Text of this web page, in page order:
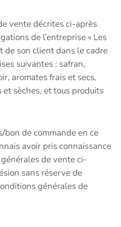
vente décrites ci-après
de l’entreprise « Les
de son client dans le cadre
suivantes : safran,
aromates frais et secs,
sèches, et tous produits
bon de commande en ce
avoir pris connaissance
de vente ci-
sans réserve de
générales de